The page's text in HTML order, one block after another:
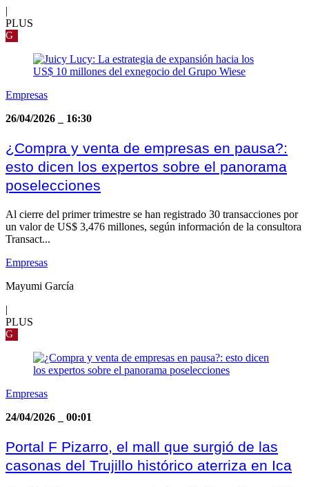
|
PLUS
G
Empresas
26/04/2026
16:30
¿Compra y venta de empresas en pausa?:
esto dicen los expertos sobre el panorama
poselecciones
Al cierre del primer trimestre se han registrado 30 transacciones por
un valor de US$ 3,476 millones, según información de la consultora
Transact...
Empresas
Mayumi García
|
PLUS
G
Empresas
24/04/2026
00:01
Portal F Pizarro, el mall que surgió de las
casonas del Trujillo histórico aterriza en Ica